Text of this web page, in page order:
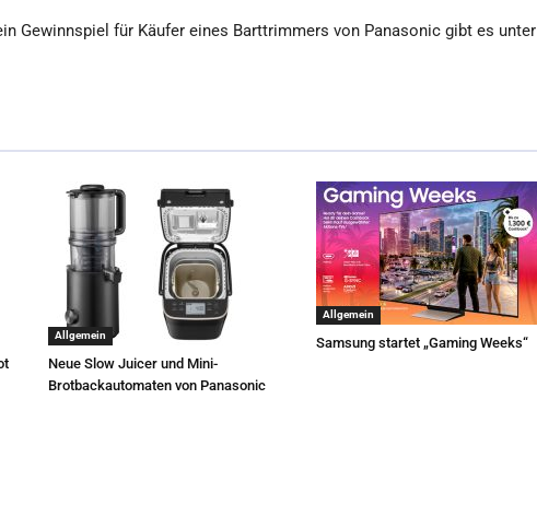
Gewinnspiel für Käufer eines Barttrimmers von Panasonic gibt es unter
Allgemein
Neue Slow Juicer und Mini-
Brotbackautomaten von Panasonic
Allgemein
Samsung startet „Gaming Weeks“